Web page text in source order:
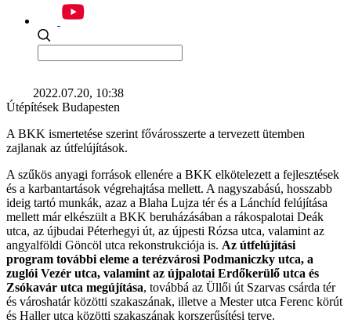
2022.07.20, 10:38
Útépítések Budapesten
A BKK ismertetése szerint fővárosszerte a tervezett ütemben
zajlanak az útfelújítások.
A szűkös anyagi források ellenére a BKK elkötelezett a fejlesztések
és a karbantartások végrehajtása mellett. A nagyszabású, hosszabb
ideig tartó munkák, azaz a Blaha Lujza tér és a Lánchíd felújítása
mellett már elkészült a BKK beruházásában a rákospalotai Deák
utca, az újbudai Péterhegyi út, az újpesti Rózsa utca, valamint az
angyalföldi Göncöl utca rekonstrukciója is. Az útfelújítási
program további eleme a terézvárosi Podmaniczky utca, a
zuglói Vezér utca, valamint az újpalotai Erdőkerülő utca és
Zsókavár utca megújítása, továbbá az Üllői út Szarvas csárda tér
és városhatár közötti szakaszának, illetve a Mester utca Ferenc körút
és Haller utca közötti szakaszának korszerűsítési terve.